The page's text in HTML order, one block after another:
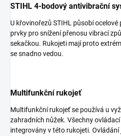
STIHL 4-bodový antivibrační
U křovinořezů STIHL působí
prvky pro snížení přenosu vibrací
sekačkou. Rukojeti mají proto
se snadno vedou.
Multifunkční rukojeť
Multifunkční rukojeť se používá u
zahradních nůžek. Všechny
integrovány v této rukojeti.